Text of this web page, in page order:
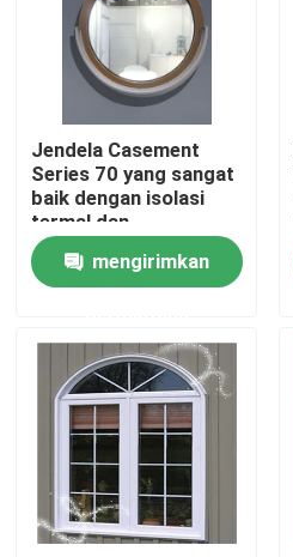
video
Tentang kami
Tur Pabrik
Kontrol kualitas
Permintaan Penawaran
Profil Pintu UPVC
Profil Jendela UPVC
Jendela Casement
Series 70 yang sangat
baik dengan isolasi
termal dan
pemeliharaan yang
mudah mengirimkan